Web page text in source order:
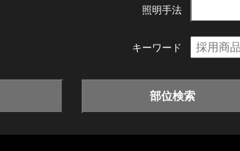
照明手法
キーワード
部位検索